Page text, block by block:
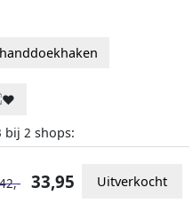
bij 2 shops:
42,- 33,95 Uitverkocht